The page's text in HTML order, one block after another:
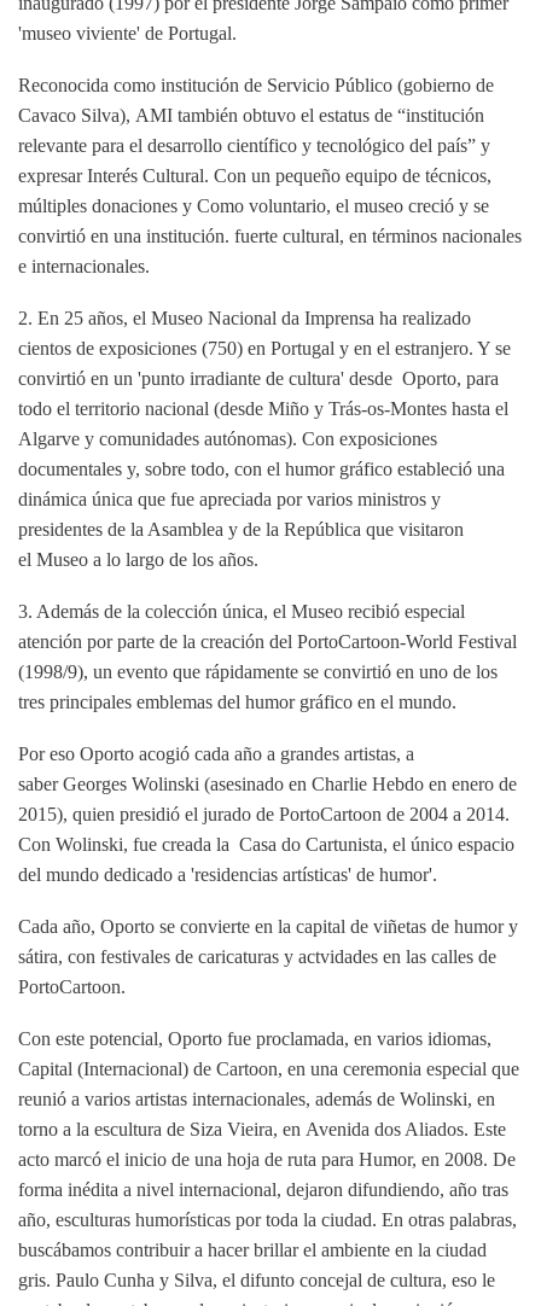
'museo viviente' de Portugal.
Reconocida como institución de Servicio Público (gobierno de
Cavaco Silva), AMI también obtuvo el estatus de “institución
relevante para el desarrollo científico y tecnológico del país” y
expresar Interés Cultural. Con un pequeño equipo de técnicos,
múltiples donaciones y Como voluntario, el museo creció y se
convirtió en una institución. fuerte cultural, en términos nacionales
e internacionales.
2. En 25 años, el Museo Nacional da Imprensa ha realizado
cientos de exposiciones (750) en Portugal y en el estranjero. Y se
convirtió en un 'punto irradiante de cultura' desde Oporto, para
todo el territorio nacional (desde Miño y Trás-os-Montes hasta el
Algarve y comunidades autónomas). Con exposiciones
documentales y, sobre todo, con el humor gráfico estableció una
dinámica única que fue apreciada porvarios ministros y
presidentes de la Asamblea y de la República que visitaron
el Museo a lo largo de los años.
3. Además de la colección única, el Museo recibió especial
atención por parte de la creación del PortoCartoon-World Festival
(1998/9), un evento que rápidamente se convirtió en uno de los
tres principales emblemas del humor gráfico en el mundo.
Por eso Oporto acogió cada año a grandes artistas, a
saberGeorges Wolinski (asesinado en Charlie Hebdo en enero de
2015), quien presidió el jurado de PortoCartoon de 2004 a 2014.
Con Wolinski, fue creada la Casa do Cartunista, el único espacio
del mundo dedicado a 'residencias artísticas' de humor'.
Cada año, Oporto se convierte en la capital de viñetas de humor y
sátira, con festivales de caricaturas y actvidades en las calles de
PortoCartoon.
Con este potencial, Oporto fue proclamada, en varios idiomas,
Capital (Internacional) de Cartoon, en una ceremonia especial que
reunió a varios artistas internacionales, además de Wolinski, en
torno a la escultura de Siza Vieira, en Avenida dos Aliados. Este
acto marcó el inicio de una hoja de ruta para Humor, en 2008. De
forma inédita a nivel internacional, dejaron difundiendo, año tras
año, esculturas humorísticas por toda la ciudad. En otras palabras,
buscábamos contribuir a hacer brillar el ambiente en la ciudad
gris. Paulo Cunha y Silva, el difunto concejal de cultura, eso le